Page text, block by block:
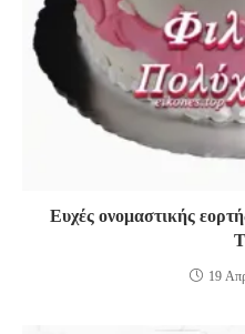
Ευχές ονομαστικής
19